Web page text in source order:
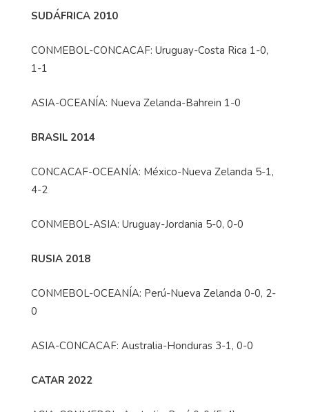
SUDÁFRICA 2010
CONMEBOL-CONCACAF: Uruguay-Costa Rica 1-0,
1-1
ASIA-OCEANÍA: Nueva Zelanda-Bahrein 1-0
BRASIL 2014
CONCACAF-OCEANÍA: México-Nueva Zelanda 5-1,
4-2
CONMEBOL-ASIA: Uruguay-Jordania 5-0, 0-0
RUSIA 2018
CONMEBOL-OCEANÍA: Perú-Nueva Zelanda 0-0, 2-
0
ASIA-CONCACAF: Australia-Honduras 3-1, 0-0
CATAR 2022